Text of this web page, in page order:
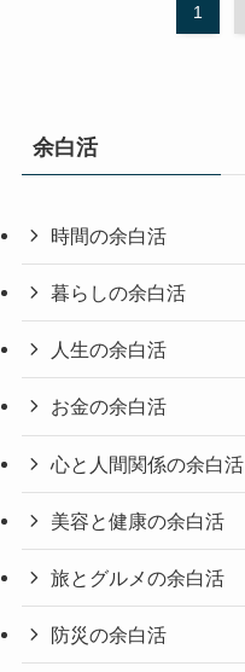
1
余白活
時間の余白活
暮らしの余白活
人生の余白活
お金の余白活
心と人間関係の余白活
美容と健康の余白活
旅とグルメの余白活
防災の余白活